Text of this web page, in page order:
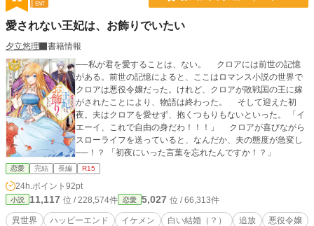
愛されない王妃は、お飾りでいたい
夕立悠理
書籍情報
──私が君を愛することは、ない。 クロアには前世の記憶
がある。前世の記憶によると、ここはロマンス小説の世界で
クロアは悪役令嬢だった。けれど、クロアが敗戦国の王に嫁
がされたことにより、物語は終わった。 そして迎えた初
夜。夫はクロアを愛せず、抱くつもりもないといった。 「イ
エーイ、これで自由の身だわ！！！」 クロアが喜びながら
スローライフを送っていると、なんだか、夫の態度が急変し
──！？ 「初夜にいった言葉を忘れたんですか！？」
恋愛 完結 長編 R15
24h.ポイント 92pt
小説 11,117 位 / 228,574件 恋愛 5,027 位 / 66,313件
異世界 ハッピーエンド イケメン 白い結婚（？） 追放
悪役令嬢